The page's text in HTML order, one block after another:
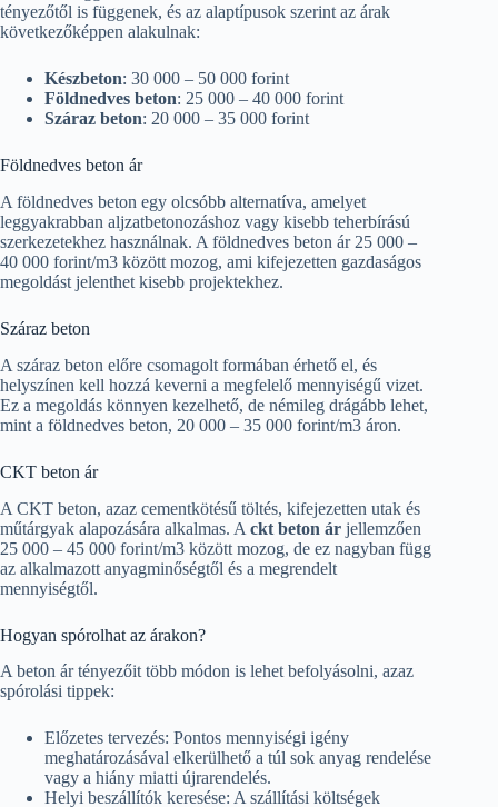
tényezőtől is függenek, és az alaptípusok szerint az árak
következőképpen alakulnak:
Készbeton: 30 000 – 50 000 forint
Földnedves beton: 25 000 – 40 000 forint
Száraz beton: 20 000 – 35 000 forint
Földnedves beton ár
A földnedves beton egy olcsóbb alternatíva, amelyet
leggyakrabban aljzatbetonozáshoz vagy kisebb teherbírású
szerkezetekhez használnak. A földnedves beton ár 25 000 –
40 000 forint/m3 között mozog, ami kifejezetten gazdaságos
megoldást jelenthet kisebb projektekhez.
Száraz beton
A száraz beton előre csomagolt formában érhető el, és
helyszínen kell hozzá keverni a megfelelő mennyiségű vizet.
Ez a megoldás könnyen kezelhető, de némileg drágább lehet,
mint a földnedves beton, 20 000 – 35 000 forint/m3 áron.
CKT beton ár
A CKT beton, azaz cementkötésű töltés, kifejezetten utak és
műtárgyak alapozására alkalmas. A ckt beton ár jellemzően
25 000 – 45 000 forint/m3 között mozog, de ez nagyban függ
az alkalmazott anyagminőségtől és a megrendelt
mennyiségtől.
Hogyan spórolhat az árakon?
A beton ár tényezőit több módon is lehet befolyásolni, azaz
spórolási tippek:
Előzetes tervezés: Pontos mennyiségi igény
meghatározásával elkerülhető a túl sok anyag rendelése
vagy a hiány miatti újrarendelés.
Helyi beszállítók keresése: A szállítási költségek